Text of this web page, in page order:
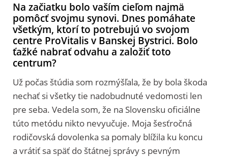
Na začiatku bolo vaším cieľom najmä
pomôcť svojmu synovi. Dnes pomáhate
všetkým, ktorí to potrebujú vo svojom
centre ProVitalis v Banskej Bystrici. Bolo
ťažké nabrať odvahu a založiť toto
centrum?
Už počas štúdia som rozmýšľala, že by bola škoda
nechať si všetky tie nadobudnuté vedomosti len
pre seba. Vedela som, že na Slovensku oficiálne
túto metódu nikto nevyučuje. Moja šesťročná
rodičovská dovolenka sa pomaly blížila ku koncu
a vrátiť sa späť do štátnej správy s pevným